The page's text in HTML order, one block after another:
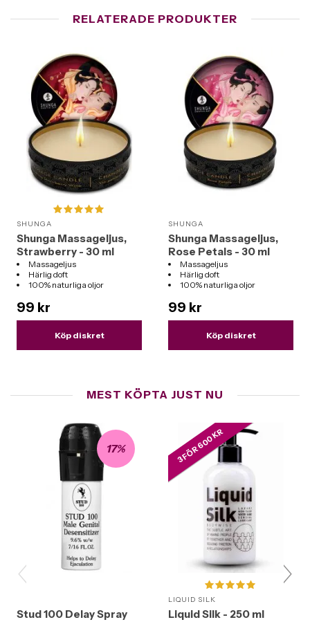
RELATERADE PRODUKTER
SHUNGA
Shunga Massageljus,
Strawberry - 30 ml
Massageljus
Härlig doft
100% naturliga oljor
99 kr
Köp diskret
SHUNGA
Shunga Massageljus,
Rose Petals - 30 ml
Massageljus
Härlig doft
100% naturliga oljor
99 kr
Köp diskret
MEST KÖPTA JUST NU
17%
Stud 100 Delay Spray
3 FÖR 600 KR
LIQUID SILK
Liquid Silk - 250 ml